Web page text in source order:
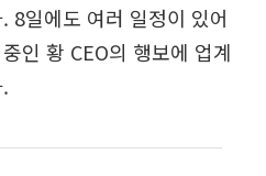
8일에도 여러 일정이 있어
인 황 CEO의 행보에 업계